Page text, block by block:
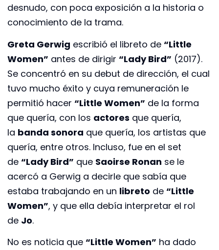
desnudo, con poca exposición a la historia o
conocimiento de la trama.
Greta Gerwig escribió el libreto de “Little
Women” antes de dirigir “Lady Bird” (2017).
Se concentró en su debut de dirección, el cual
tuvo mucho éxito y cuya remuneración le
permitió hacer “Little Women” de la forma
que quería, con los actores que quería,
la banda sonora que quería, los artistas que
quería, entre otros. Incluso, fue en el set
de “Lady Bird” que Saoirse Ronan se le
acercó a Gerwig a decirle que sabía que
estaba trabajando en un libreto de “Little
Women”, y que ella debía interpretar el rol
de Jo.
No es noticia que “Little Women” ha dado